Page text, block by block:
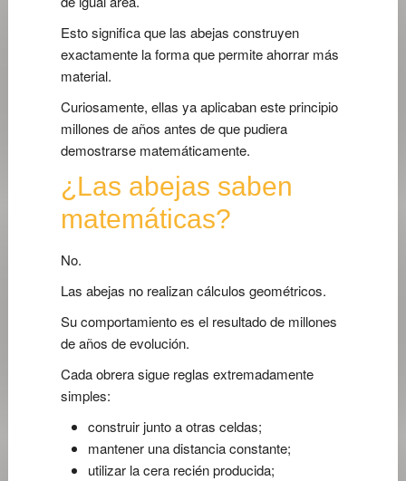
Esto significa que las abejas construyen
exactamente la forma que permite ahorrar más
material.
Curiosamente, ellas ya aplicaban este principio
millones de años antes de que pudiera
demostrarse matemáticamente.
¿Las abejas saben
matemáticas?
No.
Las abejas no realizan cálculos geométricos.
Su comportamiento es el resultado de millones
de años de evolución.
Cada obrera sigue reglas extremadamente
simples:
construir junto a otras celdas;
mantener una distancia constante;
utilizar la cera recién producida;